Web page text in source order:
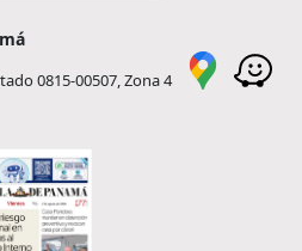
0815-00507, Zona 4